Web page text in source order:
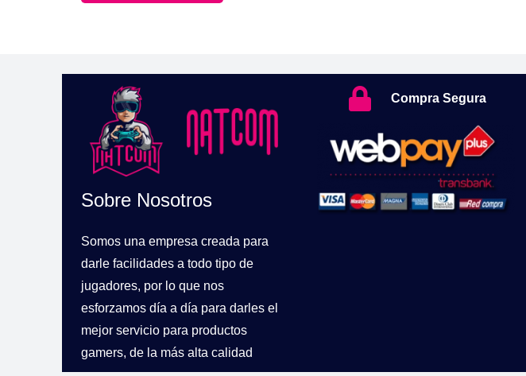
era:
es:
Sobre Nosotros
Somos una empresa creada para
darle facilidades a todo tipo de
jugadores, por lo que nos
esforzamos día a día para darles el
mejor servicio para productos
gamers, de la más alta calidad
Compra Segura